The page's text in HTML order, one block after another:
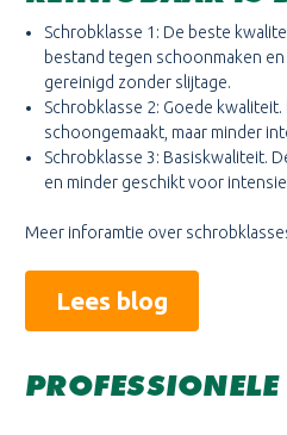
Schrobklasse 1: De beste
bestand tegen schoonmaken
gereinigd zonder slijtage.
Schrobklasse 2: Goede
schoongemaakt, maar minder
Schrobklasse 3: Basiskwaliteit.
en minder geschikt voor
Meer inforamtie over
Lees blog